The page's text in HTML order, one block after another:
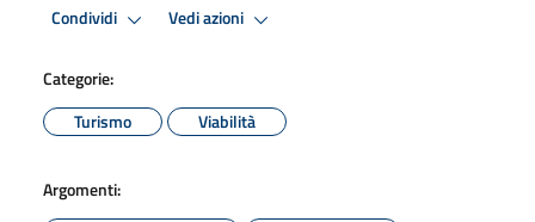
Condividi Vedi azioni
Categorie:
Turismo
Viabilità
Argomenti: